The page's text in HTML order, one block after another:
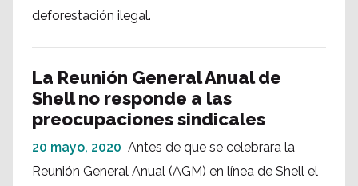
deforestación ilegal.
La Reunión General Anual de
Shell no responde a las
preocupaciones sindicales
20 mayo, 2020 Antes de que se celebrara la
Reunión General Anual (AGM) en línea de Shell el